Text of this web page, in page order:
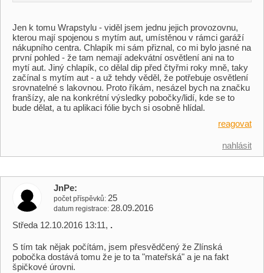
Jen k tomu Wrapstylu - viděl jsem jednu jejich provozovnu,
kterou mají spojenou s mytím aut, umístěnou v rámci garáží
nákupního centra. Chlapík mi sám přiznal, co mi bylo jasné na
první pohled - že tam nemají adekvátní osvětlení ani na to
mytí aut. Jiný chlapík, co dělal dip před čtyřmi roky mně, taky
začínal s mytím aut - a už tehdy věděl, že potřebuje osvětlení
srovnatelné s lakovnou. Proto říkám, nesázel bych na značku
franšízy, ale na konkrétní výsledky pobočky/lidí, kde se to
bude dělat, a tu aplikaci fólie bych si osobně hlídal.
reagovat
nahlásit
JnPe
počet příspěvků 25
datum registrace 28.09.2016
Středa 12.10.2016 13:11, .
S tím tak nějak počítám, jsem přesvědčený že Zlínská
pobočka dostává tomu že je to ta "mateřská" a je na fakt
špičkové úrovni.